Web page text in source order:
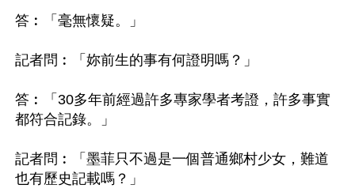
答︰「毫無懷疑。」
記者問︰「妳前生的事有何證明嗎？」
答︰「30多年前經過許多專家學者考證，許多事實
都符合記錄。」
記者問︰「墨菲只不過是一個普通鄉村少女，難道
也有歷史記載嗎？」